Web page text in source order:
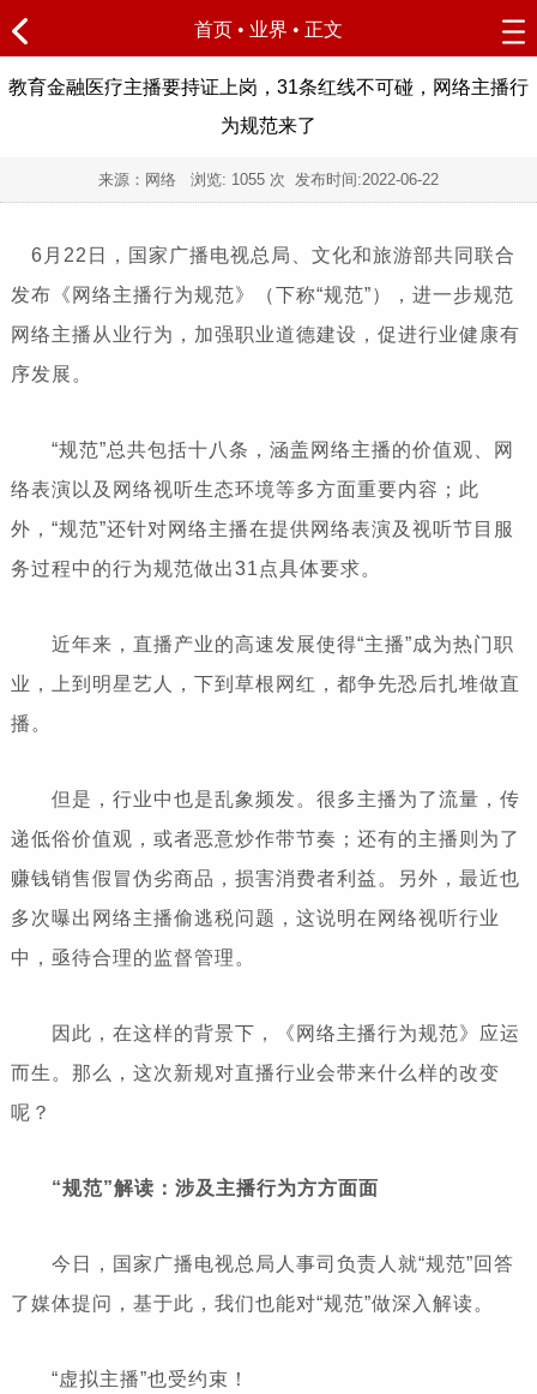
首页 • 业界 • 正文
教育金融医疗主播要持证上岗，31条红线不可碰，网络主播行
为规范来了
来源：网络 浏览: 1055 次 发布时间:2022-06-22
6月22日，国家广播电视总局、文化和旅游部共同联合
发布《网络主播行为规范》（下称“规范”），进一步规范
网络主播从业行为，加强职业道德建设，促进行业健康有
序发展。
“规范”总共包括十八条，涵盖网络主播的价值观、网
络表演以及网络视听生态环境等多方面重要内容；此
外，“规范”还针对网络主播在提供网络表演及视听节目服
务过程中的行为规范做出31点具体要求。
近年来，直播产业的高速发展使得“主播”成为热门职
业，上到明星艺人，下到草根网红，都争先恐后扎堆做直
播。
但是，行业中也是乱象频发。很多主播为了流量，传
递低俗价值观，或者恶意炒作带节奏；还有的主播则为了
赚钱销售假冒伪劣商品，损害消费者利益。另外，最近也
多次曝出网络主播偷逃税问题，这说明在网络视听行业
中，亟待合理的监督管理。
因此，在这样的背景下，《网络主播行为规范》应运
而生。那么，这次新规对直播行业会带来什么样的改变
呢？
“规范”解读：涉及主播行为方方面面
今日，国家广播电视总局人事司负责人就“规范”回答
了媒体提问，基于此，我们也能对“规范”做深入解读。
“虚拟主播”也受约束！